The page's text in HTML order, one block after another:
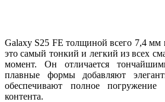
Galaxy S25 FE толщиной всего 7,4
это самый тонкий и легкий из всех
момент. Он отличается
плавные формы добавляют
обеспечивают полное погружение
контента.